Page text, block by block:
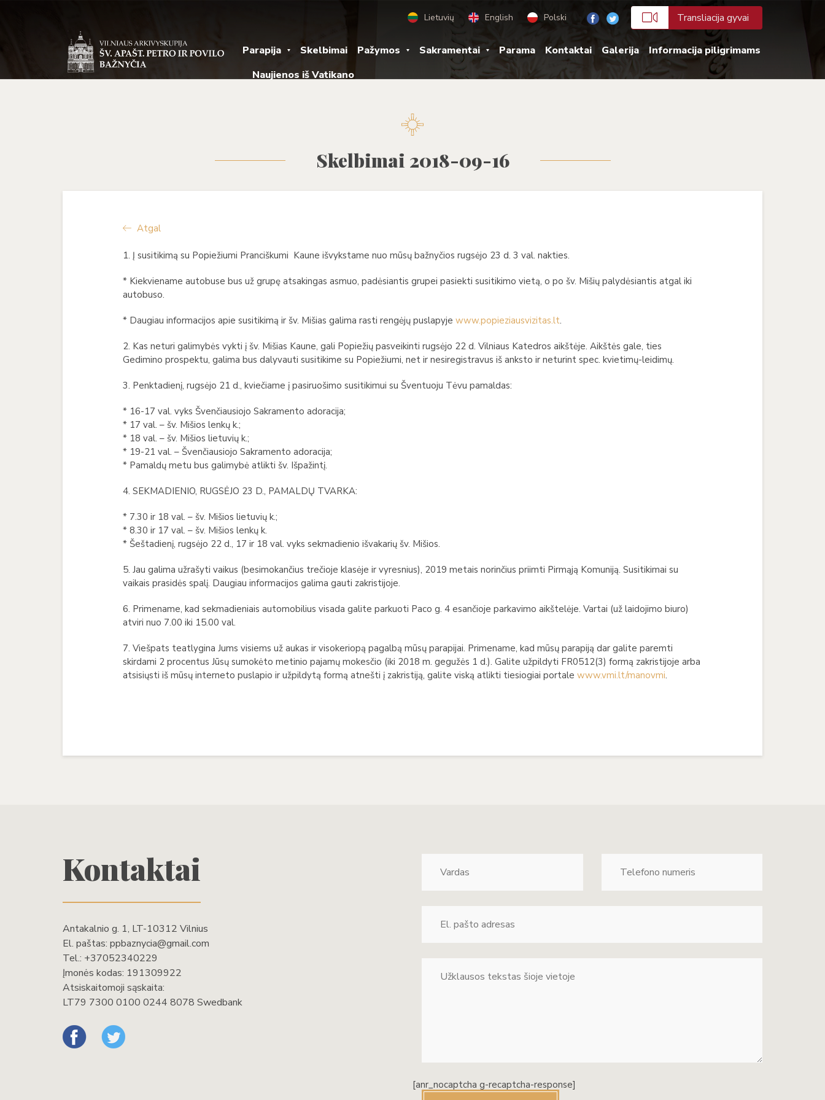
Lietuvių English Polski Transliacija gyvai
Parapija Skelbimai Pažymos Sakramentai Parama Kontaktai Galerija
Informacija piligrimams
Naujienos iš Vatikano
Skelbimai 2018-09-16
Atgal
1. Į susitikimą su Popiežiumi Pranciškumi Kaune išvykstame nuo mūsų bažnyčios rugsėjo 23 d. 3 val. nakties.
* Kiekviename autobuse bus už grupę atsakingas asmuo, padėsiantis grupei pasiekti susitikimo vietą, o po šv. Mišių palydėsiantis atgal iki
autobuso.
* Daugiau informacijos apie susitikimą ir šv. Mišias galima rasti rengėjų puslapyje www.popieziausvizitas.lt.
2. Kas neturi galimybės vykti į šv. Mišias Kaune, gali Popiežių pasveikinti rugsėjo 22 d. Vilniaus Katedros aikštėje. Aikštės gale, ties
Gedimino prospektu, galima bus dalyvauti susitikime su Popiežiumi, net ir nesiregistravus iš anksto ir neturint spec. kvietimų-leidimų.
3. Penktadienį, rugsėjo 21 d., kviečiame į pasiruošimo susitikimui su Šventuoju Tėvu pamaldas:
* 16-17 val. vyks Švenčiausiojo Sakramento adoracija;
* 17 val. – šv. Mišios lenkų k.;
* 18 val. – šv. Mišios lietuvių k.;
* 19-21 val. – Švenčiausiojo Sakramento adoracija;
* Pamaldų metu bus galimybė atlikti šv. Išpažintį.
4. SEKMADIENIO, RUGSĖJO 23 D., PAMALDŲ TVARKA:
* 7.30 ir 18 val. – šv. Mišios lietuvių k.;
* 8.30 ir 17 val. – šv. Mišios lenkų k.
* Šeštadienį, rugsėjo 22 d., 17 ir 18 val. vyks sekmadienio išvakarių šv. Mišios.
5. Jau galima užrašyti vaikus (besimokančius trečioje klasėje ir vyresnius), 2019 metais norinčius priimti Pirmąją Komuniją. Susitikimai su
vaikais prasidės spalį. Daugiau informacijos galima gauti zakristijoje.
6. Primename, kad sekmadieniais automobilius visada galite parkuoti Paco g. 4 esančioje parkavimo aikštelėje. Vartai (už laidojimo biuro)
atviri nuo 7.00 iki 15.00 val.
7. Viešpats teatlygina Jums visiems už aukas ir visokeriopą pagalbą mūsų parapijai. Primename, kad mūsų parapiją dar galite paremti
skirdami 2 procentus Jūsų sumokėto metinio pajamų mokesčio (iki 2018 m. gegužės 1 d.). Galite užpildyti FR0512(3) formą zakristijoje arba
atsisiųsti iš mūsų interneto puslapio ir užpildytą formą atnešti į zakristiją, galite viską atlikti tiesiogiai portale www.vmi.lt/manovmi.
Kontaktai
Antakalnio g. 1, LT-10312 Vilnius
El. paštas: ppbaznycia@gmail.com
Tel.: +37052340229
Įmonės kodas: 191309922
Atsiskaitomoji sąskaita:
LT79 7300 0100 0244 8078 Swedbank
[anr_nocaptcha g-recaptcha-response]